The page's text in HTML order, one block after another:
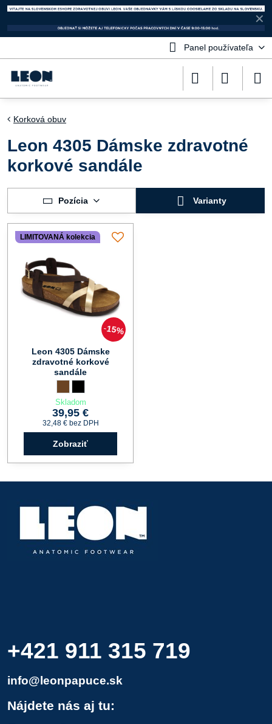
✕
Panel používateľa
Korková obuv
Leon 4305 Dámske zdravotné
korkové sandále
Pozícia Varianty
15%
LIMITOVANÁ kolekcia
Leon 4305 Dámske
zdravotné korkové
sandále
Skladom
39,95 €
32,48 € bez DPH
Zobraziť
+421 911 315 719
info@leonpapuce.sk
Nájdete nás aj tu: